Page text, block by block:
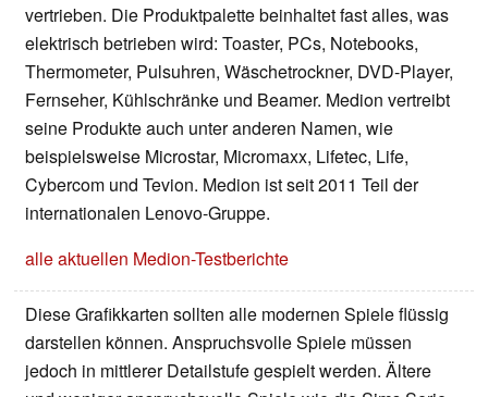
vertrieben. Die Produktpalette beinhaltet fast alles, was
elektrisch betrieben wird: Toaster, PCs, Notebooks,
Thermometer, Pulsuhren, Wäschetrockner, DVD-Player,
Fernseher, Kühlschränke und Beamer. Medion vertreibt
seine Produkte auch unter anderen Namen, wie
beispielsweise Microstar, Micromaxx, Lifetec, Life,
Cybercom und Tevion. Medion ist seit 2011 Teil der
internationalen Lenovo-Gruppe.
alle aktuellen Medion-Testberichte
Diese Grafikkarten sollten alle modernen Spiele flüssig
darstellen können. Anspruchsvolle Spiele müssen
jedoch in mittlerer Detailstufe gespielt werden. Ältere